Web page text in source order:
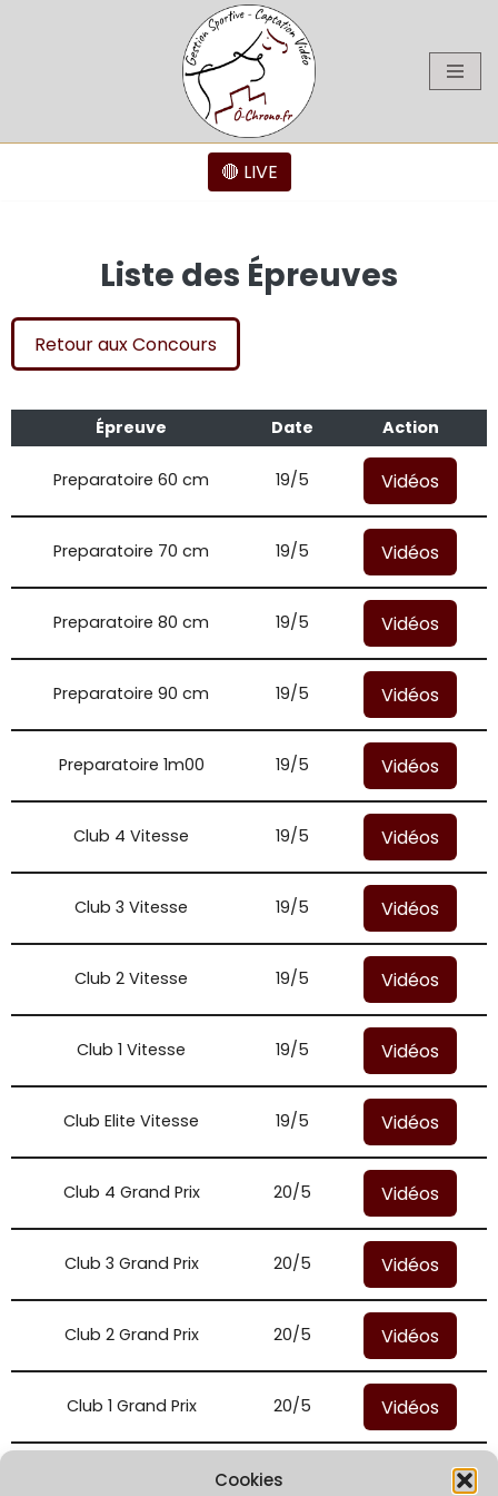
Cookies
🔴 LIVE
Liste des Épreuves
Retour aux Concours
Épreuve Date Action
Preparatoire 60 cm 19/5 Vidéos
Preparatoire 70 cm 19/5 Vidéos
Preparatoire 80 cm 19/5 Vidéos
Preparatoire 90 cm 19/5 Vidéos
Preparatoire 1m00 19/5 Vidéos
Club 4 Vitesse 19/5 Vidéos
Club 3 Vitesse 19/5 Vidéos
Club 2 Vitesse 19/5 Vidéos
Club 1 Vitesse 19/5 Vidéos
Club Elite Vitesse 19/5 Vidéos
Club 4 Grand Prix 20/5 Vidéos
Club 3 Grand Prix 20/5 Vidéos
Club 2 Grand Prix 20/5 Vidéos
Club 1 Grand Prix 20/5 Vidéos
20/5